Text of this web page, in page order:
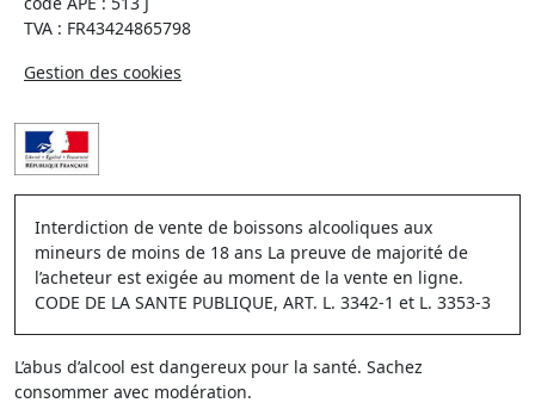
TVA : FR43424865798
Gestion des cookies
Interdiction de vente de boissons alcooliques aux
mineurs de moins de 18 ans La preuve de majorité de
l’acheteur est exigée au moment de la vente en ligne.
CODE DE LA SANTE PUBLIQUE, ART. L. 3342-1 et L. 3353-3
L’abus d’alcool est dangereux pour la santé. Sachez
consommer avec modération.